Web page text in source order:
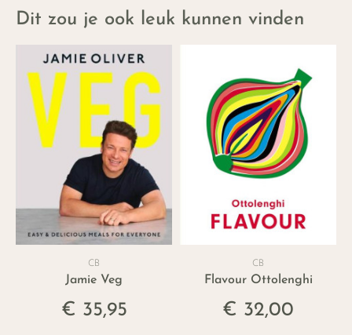
Dit zou je ook leuk kunnen vinden
CB
Jamie Veg
€ 35,95
CB
Flavour Ottolenghi
€ 32,00